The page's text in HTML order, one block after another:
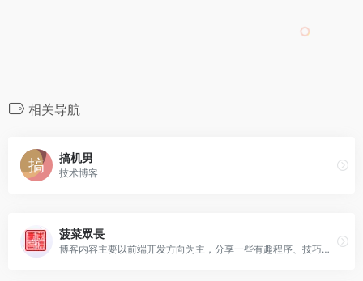
相关导航
搞机男
技术博客
菠菜眾長
博客内容主要以前端开发方向为主，分享一些有趣程序、技巧、开发教程、心情和学习记录等。